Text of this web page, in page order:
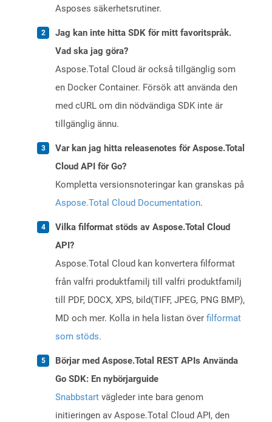
Asposes säkerhetsrutiner.
Jag kan inte hitta SDK för mitt favoritspråk.
Vad ska jag göra?
Aspose.Total Cloud är också tillgänglig som
en Docker Container. Försök att använda den
med cURL om din nödvändiga SDK inte är
tillgänglig ännu.
Var kan jag hitta releasenotes för Aspose.Total
Cloud API för Go?
Kompletta versionsnoteringar kan granskas på
Aspose.Total Cloud Documentation.
Vilka filformat stöds av Aspose.Total Cloud
API?
Aspose.Total Cloud kan konvertera filformat
från valfri produktfamilj till valfri produktfamilj
till PDF, DOCX, XPS, bild(TIFF, JPEG, PNG BMP),
MD och mer. Kolla in hela listan över filformat
som stöds.
Börjar med Aspose.Total REST APIs Använda
Go SDK: En nybörjarguide
Snabbstart vägleder inte bara genom
initieringen av Aspose.Total Cloud API, den